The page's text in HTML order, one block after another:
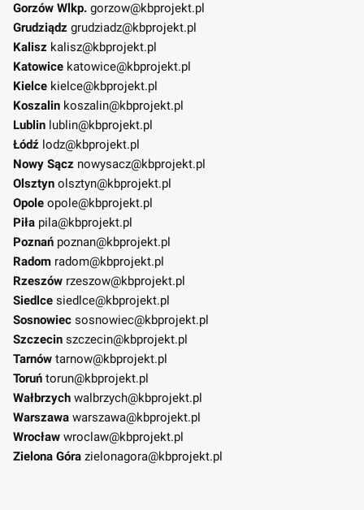
Gorzów Wlkp. gorzow@kbprojekt.pl
Grudziądz grudziadz@kbprojekt.pl
Kalisz kalisz@kbprojekt.pl
Katowice katowice@kbprojekt.pl
Kielce kielce@kbprojekt.pl
Koszalin koszalin@kbprojekt.pl
Lublin lublin@kbprojekt.pl
Łódź lodz@kbprojekt.pl
Nowy Sącz nowysacz@kbprojekt.pl
Olsztyn olsztyn@kbprojekt.pl
Opole opole@kbprojekt.pl
Piła pila@kbprojekt.pl
Poznań poznan@kbprojekt.pl
Radom radom@kbprojekt.pl
Rzeszów rzeszow@kbprojekt.pl
Siedlce siedlce@kbprojekt.pl
Sosnowiec sosnowiec@kbprojekt.pl
Szczecin szczecin@kbprojekt.pl
Tarnów tarnow@kbprojekt.pl
Toruń torun@kbprojekt.pl
Wałbrzych walbrzych@kbprojekt.pl
Warszawa warszawa@kbprojekt.pl
Wrocław wroclaw@kbprojekt.pl
Zielona Góra zielonagora@kbprojekt.pl